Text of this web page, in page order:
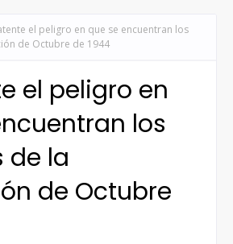
el peligro en que se encuentran los
de Octubre de 1944
el peligro en
los
de la
de Octubre